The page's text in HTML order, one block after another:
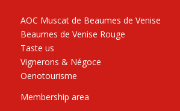
AOC Muscat de Beaumes de Venise
Beaumes de Venise Rouge
Taste us
Vignerons & Négoce
Oenotourisme
Membership area